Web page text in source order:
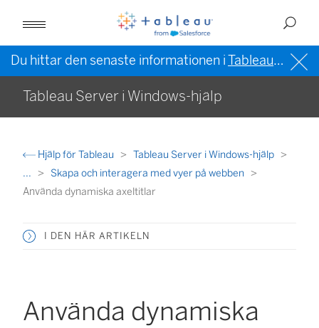
Du hittar den senaste informationen iTableau-hjälpen på engelska (USA)
Tableau Server i Windows-hjälp
Hjälp för Tableau
Tableau Server i Windows-hjälp
...
Skapa och interagera med vyer på webben
Använda dynamiska axeltitlar
I DEN HÄR ARTIKELN
Använda dynamiska